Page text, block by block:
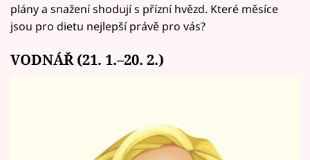
plány a snažení shodují s přízní hvězd. Které měsíce
jsou pro dietu nejlepší právě pro vás?
VODNÁŘ (21. 1.–20. 2.)